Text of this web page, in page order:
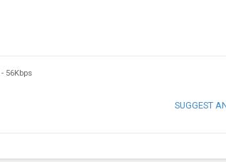
- 56Kbps
SUGGEST